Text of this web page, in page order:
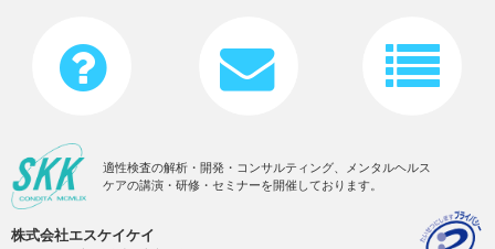
適性検査の解析・開発・コンサルティング、メンタルヘルス
ケアの講演・研修・セミナーを開催しております。
株式会社エスケイケイ